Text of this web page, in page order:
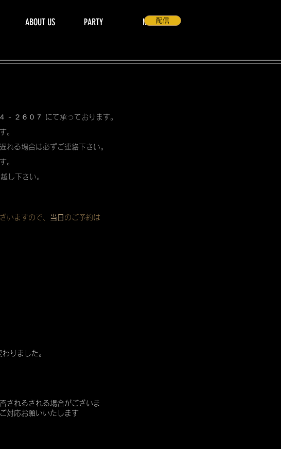
ABOUT US PARTY NEWS配信
- ２６０７ にて承っております。
。
れる場合は必ずご連絡下さい。
。
し下さい。
いますので、 当日 のご予約は
わりました。
されるされる場合がございま
対応お願いいたします